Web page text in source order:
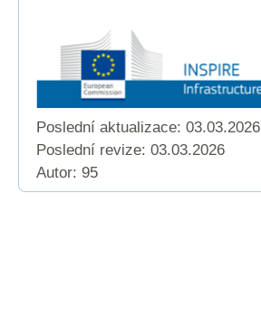
Poslední aktualizace: 03.03.2026
Poslední revize: 03.03.2026
Autor: 95